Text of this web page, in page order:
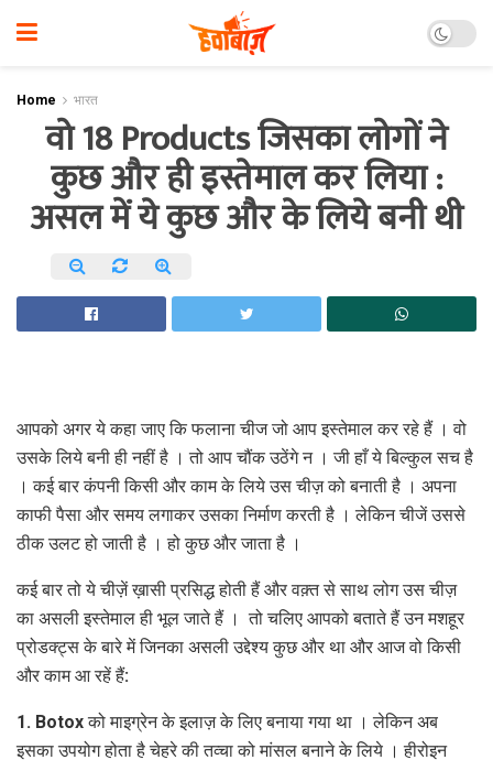
Home भारत
वो 18 Products जिसका लोगों ने
कुछ और ही इस्तेमाल कर लिया :
असल में ये कुछ और के लिये बनी थी
आपको अगर ये कहा जाए कि फलाना चीज जो आप इस्‍तेमाल कर रहे हैं । वो
उसके लिये बनी ही नहीं है । तो आप चौंक उठेंगे न । जी हाँ ये बिल्‍कुल सच है
। कई बार कंपनी किसी और काम के लिये उस चीज़ को बनाती है । अपना
काफी पैसा और समय लगाकर उसका निर्माण करती है । लेकिन चीजें उससे
ठीक उलट हो जाती है । हो कुछ और जाता है ।
कई बार तो ये चीज़ें ख़ासी प्रसिद्ध होती हैं और वक़्त से साथ लोग उस चीज़
का असली इस्तेमाल ही भूल जाते हैं । तो चलिए आपको बताते हैं उन मशहूर
प्रोडक्ट्स के बारे में जिनका असली उद्देश्य कुछ और था और आज वो किसी
और काम आ रहें हैं:
1. Botox को माइग्रेन के इलाज़ के लिए बनाया गया था । लेकिन अब
इसका उपयोग होता है चेहरे की तव्‍चा को मांसल बनाने के लिये । हीरोइन